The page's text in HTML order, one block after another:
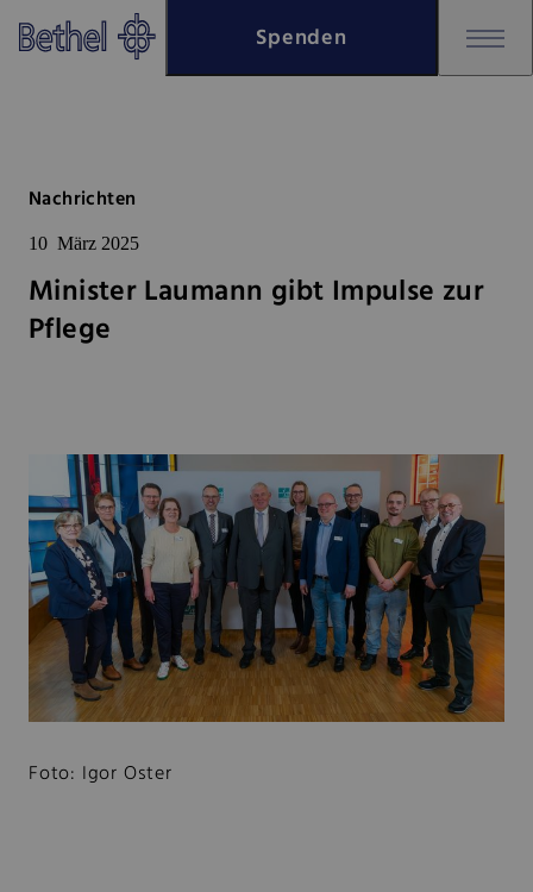
Zum Hauptinhalt springen
Zur Fußzeile springen
Spenden
Nachrichten
10 März 2025
Minister Laumann gibt Impulse zur
Pflege
Foto: Igor Oster